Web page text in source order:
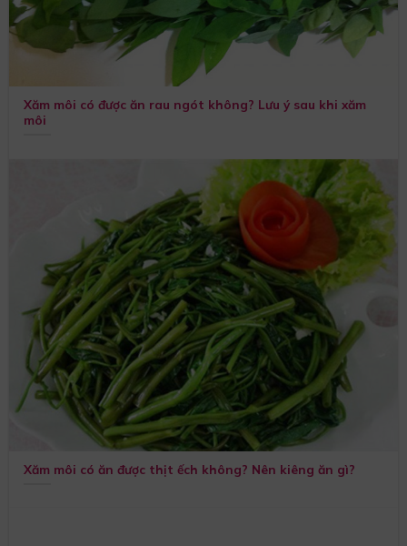
Xăm môi có được ăn rau ngót không? Lưu ý sau khi xăm
môi
Xăm môi có ăn được thịt ếch không? Nên kiêng ăn gì?